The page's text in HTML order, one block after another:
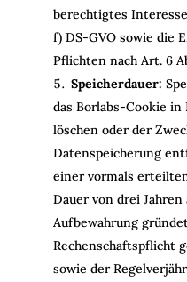
berechtigtes Interesse
f) DS-GVO sowie die
Pflichten nach Art. 6
Speicherdauer:
das Borlabs-Cookie
löschen oder der
Datenspeicherung
einer vormals
Dauer von drei
Aufbewahrung
Rechenschaftspflicht
sowie der